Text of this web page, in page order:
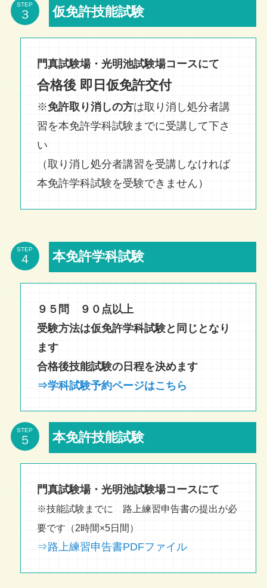
STEP 仮免許技能試験
門真試験場・光明池試験場コースにて
合格後 即日仮免許交付
※免許取り消しの方は取り消し処分者講
習を本免許学科試験までに受講して下さ
い
（取り消し処分者講習を受講しなければ
本免許学科試験を受験できません）
STEP 本免許学科試験
９５問 ９０点以上
受験方法は仮免許学科試験と同じとなり
ます
合格後技能試験の日程を決めます
⇒学科試験予約ページはこちら
STEP 本免許技能試験
門真試験場・光明池試験場コースにて
※技能試験までに 路上練習申告書の提出が必
要です（2時間×5日間）
⇒路上練習申告書PDFファイル